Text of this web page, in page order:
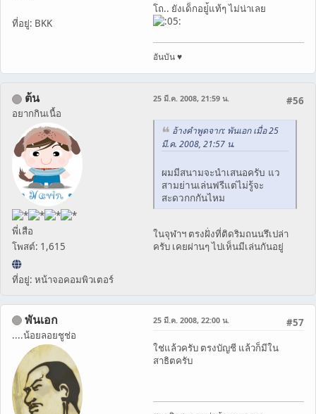
ที่อยู่: BKK
โถ.. ยังเด็กอยู่้แท้ๆ ไม่น่าเลย
อันบัน ♥
ต้น
อยากกินเนื้อ
พี่เสือ
โพสต์: 1,615
ที่อยู่: หน้าจอคอมพิวเตอร์
#56
25 มี.ค. 2008, 21:59 น.
อ้างคำพูดจาก: พันเอก เมื่อ 25
มี.ค. 2008, 21:57 น.
ผมมีสนามจะนำเสนอครับ แว
สามย่านเล่นฟรีแต่ไม่รู้จะ
สะดวกกกันไหม
ในจุฬาฯ ตรงฝั่งที่ติดริมถนนรึเปล่า
ครับ เคยผ่านๆ ไปเห็นมีเล่นกันอยู่
พันเอก
....น้อยลอยชูช่อ
#57
25 มี.ค. 2008, 22:00 น.
ใช่แล้วครับ ตรงบัญชี แล้วก็มีใน
สาธิตครับ